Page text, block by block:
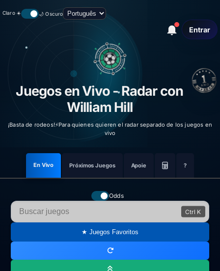
Claro ☀️ 🌙 Oscuro
Entrar
Juegos en Vivo - Radar con
William Hill
¡Basta de rodeos!⚡Para quienes quieren el radar separado de los juegos en
vivo
En Vivo Próximos Juegos Apoie Calculadora
?
Odds
Ctrl K
★ Juegos Favoritos